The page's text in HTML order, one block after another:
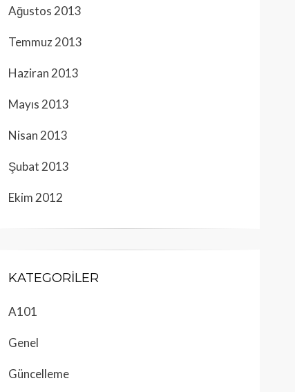
Ağustos 2013
Temmuz 2013
Haziran 2013
Mayıs 2013
Nisan 2013
Şubat 2013
Ekim 2012
KATEGORILER
A101
Genel
Güncelleme